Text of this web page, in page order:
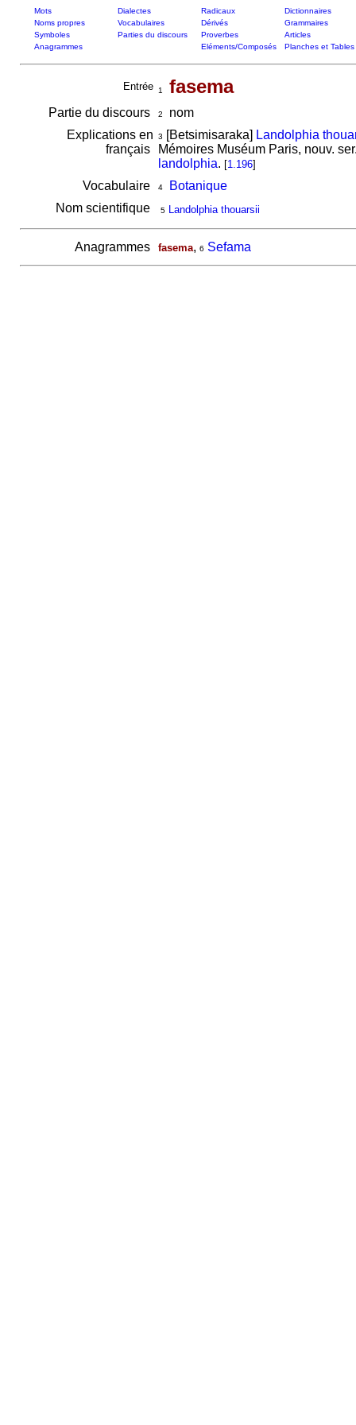
Mots Dialectes Radicaux
Dictionnaires
Noms propres
Vocabulaires Dérivés
Grammaires
Symboles
Parties du discours Proverbes
Articles
Anagrammes
Eléments/Composés Planches et Tables
Entrée 1 fasema
Partie du discours 2
nom
Explications en
français
3 [Betsimisaraka] Landolphia
Mémoires Muséum Paris, nouv.
landolphia. [1.196]
Vocabulaire 4
Botanique
Nom scientifique
5 Landolphia thouarsii
Anagrammes fasema, 6 Sefama